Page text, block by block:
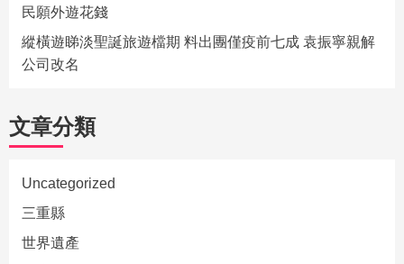
民願外遊花錢
縱橫遊睇淡聖誕旅遊檔期 料出團僅疫前七成 袁振寧親解
公司改名
文章分類
Uncategorized
三重縣
世界遺產